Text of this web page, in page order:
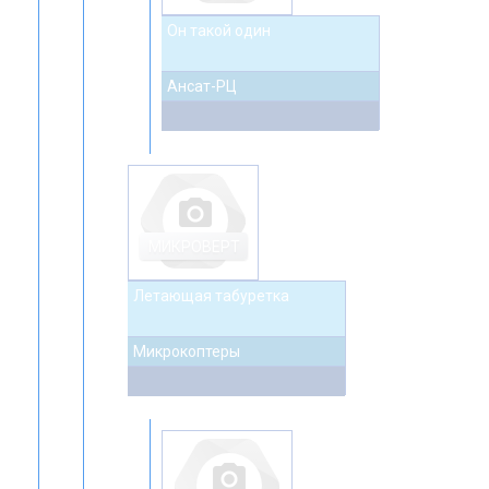
Он такой один
Ансат-РЦ
photo_camera
Летающая табуретка
Микрокоптеры
photo_camera